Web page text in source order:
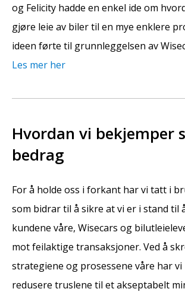
og Felicity hadde en enkel ide om
gjøre leie av biler til en mye enklere
ideen førte til grunnleggelsen av
Les mer her
Hvordan vi bekjemper
bedrag
For å holde oss i forkant har vi tatt i
som bidrar til å sikre at vi er i stand til
kundene våre, Wisecars og
mot feilaktige transaksjoner. Ved å
strategiene og prosessene våre har
redusere truslene til et akseptabelt